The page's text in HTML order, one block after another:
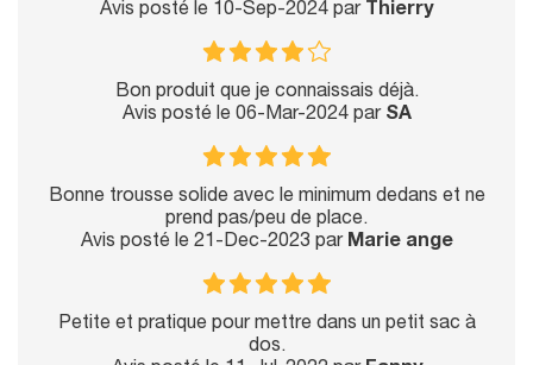
Avis posté le 10-Sep-2024 par Thierry
Bon produit que je connaissais déjà.
Avis posté le 06-Mar-2024 par SA
Bonne trousse solide avec le minimum dedans et ne
prend pas/peu de place.
Avis posté le 21-Dec-2023 par Marie ange
Petite et pratique pour mettre dans un petit sac à
dos.